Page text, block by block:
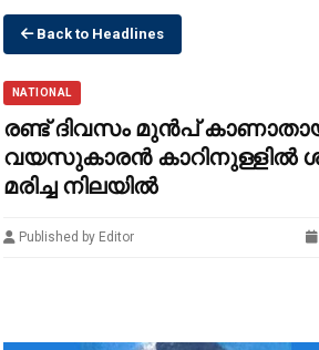
Back to Headlines
NATIONAL
രണ്ട് ദിവസം മുൻപ്
വയസുകാരൻ കാറിനുള്ളിൽ
മരിച്ച നിലയിൽ
Published by Editor